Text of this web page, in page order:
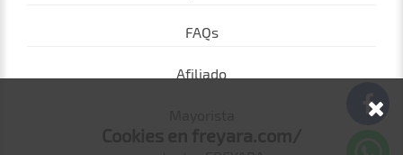
FAQs
Afiliado